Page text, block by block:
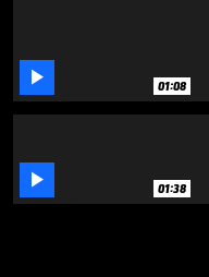
 01:08
 01:38